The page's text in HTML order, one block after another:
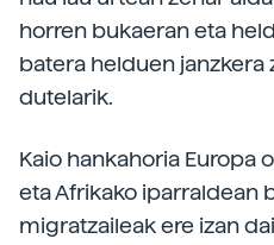
horren bukaeran eta
batera helduen janzkera
dutelarik.
Kaio hankahoria Europa
eta Afrikako iparraldean
migratzaileak ere izan